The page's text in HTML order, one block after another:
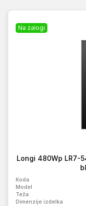
Na zalogi
Longi 480Wp LR7-
Koda
Model
Teža
Dimenzije izdelka